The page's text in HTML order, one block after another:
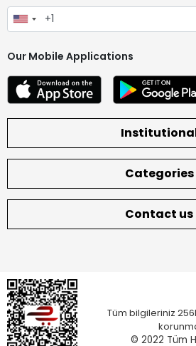
Our Mobile Applications
Categories
Contact us
Tüm bilgileriniz
© 2022 Tüm